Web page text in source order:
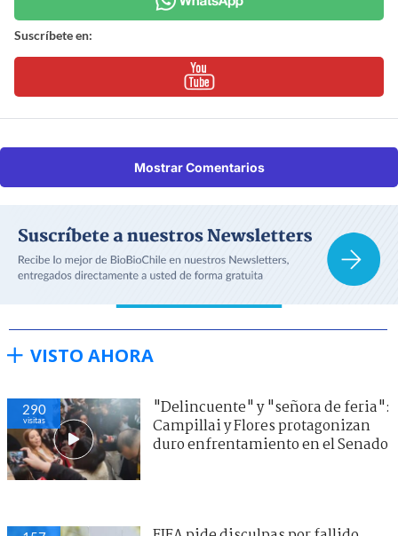
Suscríbete en:
Mostrar Comentarios
VISTO AHORA
290
visitas
"Delincuente" y "señora de feria":
Campillai y Flores protagonizan
duro enfrentamiento en el Senado